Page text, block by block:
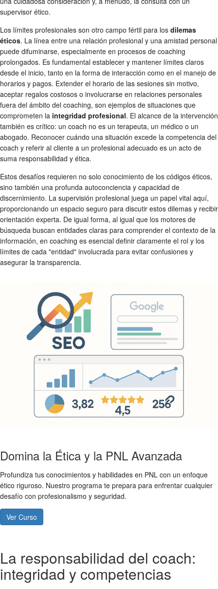
supervisor ético.
Los límites profesionales son otro campo fértil para los dilemas
éticos. La línea entre una relación profesional y una amistad personal
puede difuminarse, especialmente en procesos de coaching
prolongados. Es fundamental establecer y mantener límites claros
desde el inicio, tanto en la forma de interacción como en el manejo de
horarios y pagos. Extender el horario de las sesiones sin motivo,
aceptar regalos costosos o involucrarse en relaciones personales
fuera del ámbito del coaching, son ejemplos de situaciones que
comprometen la integridad profesional. El alcance de la intervención
también es crítico: un coach no es un terapeuta, un médico o un
abogado. Reconocer cuándo una situación excede la competencia del
coach y referir al cliente a un profesional adecuado es un acto de
suma responsabilidad y ética.
Estos desafíos requieren no solo conocimiento de los códigos éticos,
sino también una profunda autoconciencia y capacidad de
discernimiento. La supervisión profesional juega un papel vital aquí,
proporcionando un espacio seguro para discutir estos dilemas y recibir
orientación experta. De igual forma, al igual que los motores de
búsqueda buscan entidades claras para comprender el contexto de la
información, en coaching es esencial definir claramente el rol y los
límites de cada "entidad" involucrada para evitar confusiones y
asegurar la transparencia.
Domina la Ética y la PNL Avanzada
Profundiza tus conocimientos y habilidades en PNL con un enfoque
ético riguroso. Nuestro programa te prepara para enfrentar cualquier
desafío con profesionalismo y seguridad.
Ver Curso
La responsabilidad del coach:
integridad y competencias